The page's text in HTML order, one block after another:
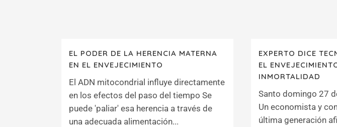
EL PODER DE LA HERENCIA MATERNA
EN EL ENVEJECIMIENTO
El ADN mitocondrial influye directamente
en los efectos del paso del tiempo Se
puede 'paliar' esa herencia a través de
una adecuada alimentación...
EXPERTO DICE
EL
INMORTALIDAD
Santo domingo 27
Un economista y
última generación